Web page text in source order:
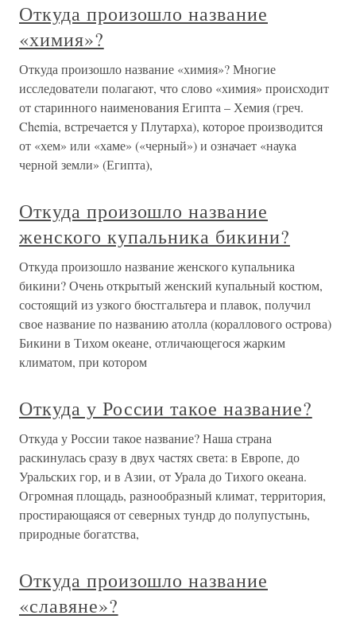
Откуда произошло название
«химия»?
Откуда произошло название «химия»? Многие
исследователи полагают, что слово «химия» происходит
от старинного наименования Египта – Хемия (греч.
Chemia, встречается у Плутарха), которое производится
от «хем» или «хаме» («черный») и означает «наука
черной земли» (Египта),
Откуда произошло название
женского купальника бикини?
Откуда произошло название женского купальника
бикини? Очень открытый женский купальный костюм,
состоящий из узкого бюстгальтера и плавок, получил
свое название по названию атолла (кораллового острова)
Бикини в Тихом океане, отличающегося жарким
климатом, при котором
Откуда у России такое название?
Откуда у России такое название? Наша страна
раскинулась сразу в двух частях света: в Европе, до
Уральских гор, и в Азии, от Урала до Тихого океана.
Огромная площадь, разнообразный климат, территория,
простирающаяся от северных тундр до полупустынь,
природные богатства,
Откуда произошло название
«славяне»?